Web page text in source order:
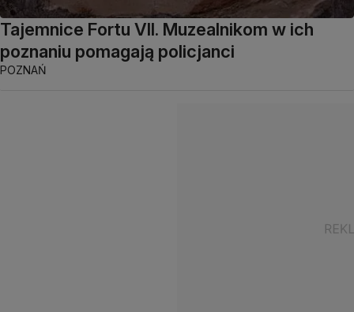
Tajemnice Fortu VII. Muzealnikom w ich
poznaniu pomagają policjanci
POZNAŃ